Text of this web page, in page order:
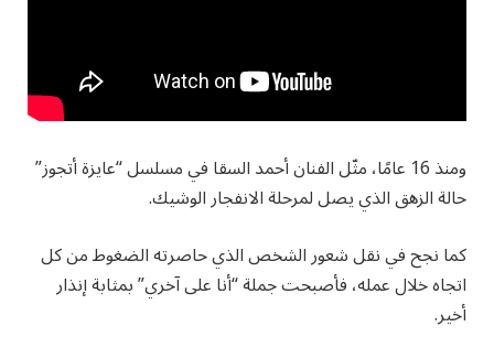
ومنذ 16 عامًا، مثّل الفنان أحمد السقا في مسلسل “عايزة أتجوز”
حالة الزهق الذي يصل لمرحلة الانفجار الوشيك.
كما نجح في نقل شعور الشخص الذي حاصرته الضغوط من كل
اتجاه خلال عمله، فأصبحت جملة “أنا على آخري” بمثابة إنذار
أخير.